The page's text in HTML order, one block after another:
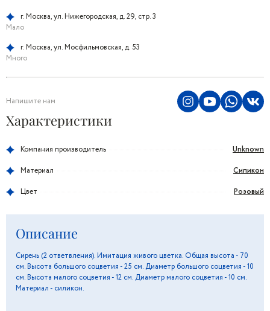
г. Москва, ул. Нижегородская, д. 29, стр. 3
Мало
г. Москва, ул. Мосфильмовская, д. 53
Много
Напишите нам
Характеристики
Компания производитель Unknown
Материал Силикон
Цвет Розовый
Описание
Сирень (2 ответвления). Имитация живого цветка. Общая высота - 70
см. Высота большого соцветия - 25 см. Диаметр большого соцветия - 10
см. Высота малого соцветия - 12 см. Диаметр малого соцветия - 10 см.
Материал - силикон.